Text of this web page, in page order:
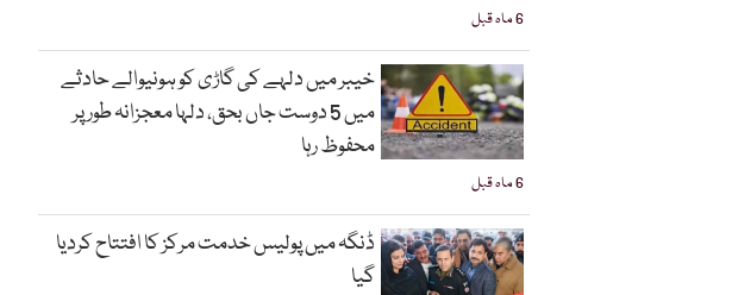
6 ماہ قبل
6 ماہ قبل
خیبر میں دلہے کی گاڑی کو ہونیوالے حادثے
میں 5 دوست جاں بحق، دلہا معجزانہ طور پر
محفوظ رہا
ڈنگہ میں پولیس خدمت مرکز کا افتتاح کردیا
گیا